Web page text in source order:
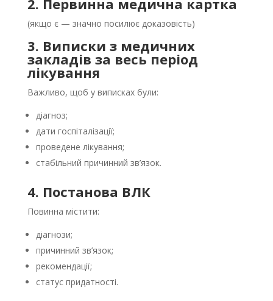
2. Первинна медична картка
(якщо є — значно посилює доказовість)
3. Виписки з медичних
закладів за весь період
лікування
Важливо, щоб у виписках були:
діагноз;
дати госпіталізації;
проведене лікування;
стабільний причинний зв’язок.
4. Постанова ВЛК
Повинна містити:
діагнози;
причинний зв’язок;
рекомендації;
статус придатності.